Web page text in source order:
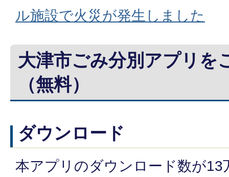
ル施設で火災が発生しました
大津市ごみ分別アプリを
（無料）
ダウンロード
本アプリのダウンロード数が13